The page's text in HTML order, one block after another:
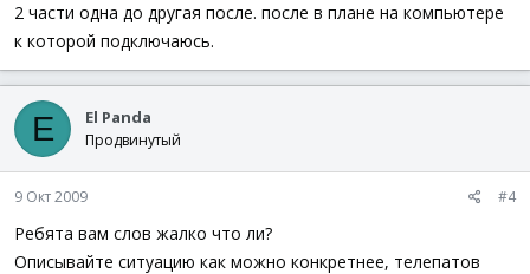
2 части одна до другая после. после в плане на компьютере
к которой подключаюсь.
E El Panda
Продвинутый
9 Окт 2009 #4
Ребята вам слов жалко что ли?
Описывайте ситуацию как можно конкретнее, телепатов